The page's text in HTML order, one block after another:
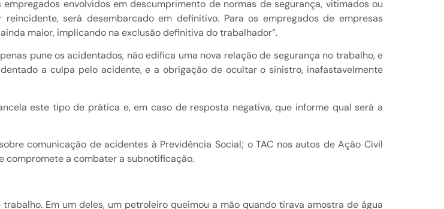
envolvidos em descumprimento de normas de segurança, vitimados ou
será desembarcado em definitivo. Para os empregados de empresas
maior, implicando na exclusão definitiva do trabalhador”.
pune os acidentados, não edifica uma nova relação de segurança no trabalho, e
a culpa pelo acidente, e a obrigação de ocultar o sinistro, inafastavelmente
este tipo de prática e, em caso de resposta negativa, que informe qual será a
comunicação de acidentes à Previdência Social; o TAC nos autos de Ação Civil
compromete a combater a subnotificação.
Em um deles, um petroleiro queimou a mão quando tirava amostra de água